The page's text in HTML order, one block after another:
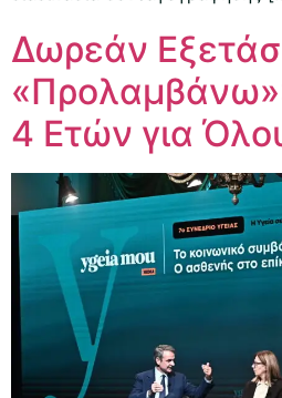
Δωρεάν
4 Ετών για